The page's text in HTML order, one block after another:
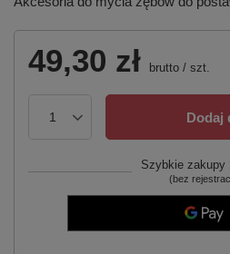
49,30 zł brutto / szt.
Dodaj
Szybkie zakupy
(bez